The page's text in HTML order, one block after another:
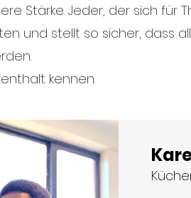
Stärke. Jeder, der sich für
und stellt so sicher, dass
kennen.